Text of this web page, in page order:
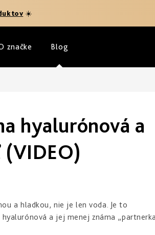
☀️
značke Blog
hyalurónová a
a hladkou, nie je len voda. Je to
a jej menej známa